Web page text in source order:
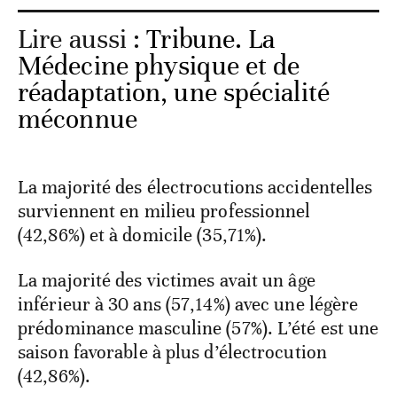
Lire aussi :Tribune. La
Médecine physique et de
réadaptation, une spécialité
méconnue
La majorité des électrocutions accidentelles
surviennent en milieu professionnel
(42,86%) et à domicile (35,71%).
La majorité des victimes avait un âge
inférieur à 30 ans (57,14%) avec une légère
prédominance masculine (57%). L’été est une
saison favorable à plus d’électrocution
(42,86%).